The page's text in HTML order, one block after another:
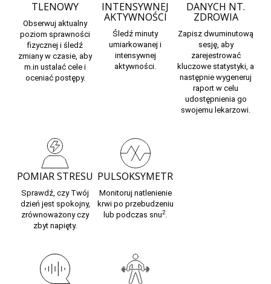
TLENOWY
Obserwuj aktualny
poziom sprawności
fizycznej i śledź
zmiany w czasie, aby
m.in ustalać cele i
oceniać postępy.
INTENSYWNEJ
AKTYWNOŚCI
Śledź minuty
umiarkowanej i
intensywnej
aktywności.
DANYCH NT.
ZDROWIA
Zapisz dwuminutową
sesję, aby
zarejestrować
kluczowe statystyki, a
następnie wygeneruj
raport w celu
udostępnienia go
swojemu lekarzowi.
POMIAR STRESU
Sprawdź, czy Twój
dzień jest spokojny,
zrównoważony czy
zbyt napięty.
PULSOKSYMETR
Monitoruj natlenienie
krwipo przebudzeniu
lub podczas snu2.